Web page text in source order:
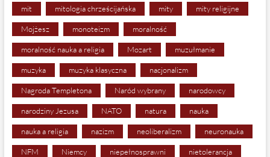
mit mitologia chrześcijańska mity mity religijne
Mojżesz monoteizm moralność
moralność nauka a religia Mozart muzułmanie
muzyka muzyka klasyczna nacjonalizm
Nagroda Templetona Naród wybrany narodowcy
narodziny Jezusa NATO natura nauka
nauka a religia nazizm neoliberalizm neuronauka
NFM Niemcy niepełnosprawni nietolerancja